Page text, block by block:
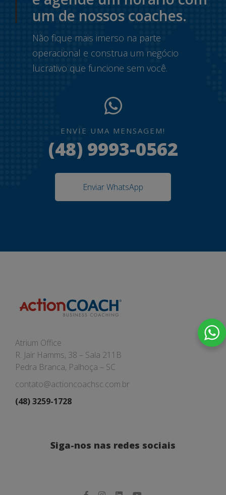
um de nossos coaches.
Não fique mais imerso na parte
operacional e construa um negócio
lucrativo que funcione sem você.
ENVIE UMA MENSAGEM!
(48) 9993-0562
Enviar WhatsApp
Atrium Office
R. Jair Hamms, 38 – Sala 211B
Pedra Branca, Palhoça – SC
contato@actioncoachsc.com.br
(48) 3259-1728
Siga-nos nas redes sociais